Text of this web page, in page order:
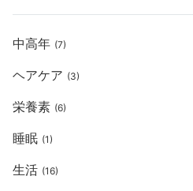
中高年 (7)
ヘアケア (3)
栄養素 (6)
睡眠 (1)
生活 (16)